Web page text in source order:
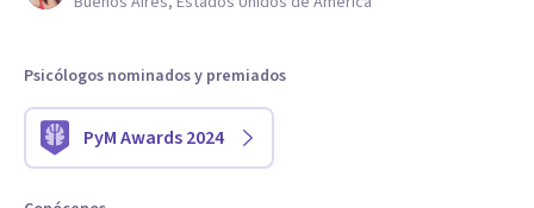
Psicólogos nominados y premiados
PyM Awards 2024